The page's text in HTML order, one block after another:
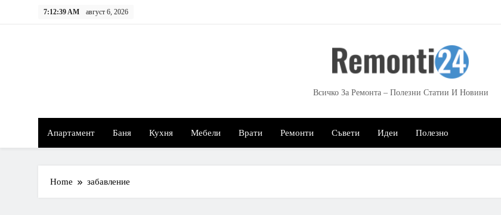
e
7:12:39 AM август 6, 2026
Всичко За Ремонта – Полезни Статии И Новини
Апартамент Баня Кухня Мебели Врати Ремонти Съвети Идеи Полезно
Home забавление